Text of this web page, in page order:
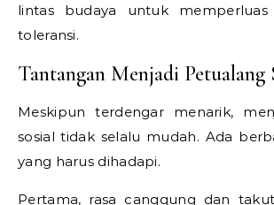
lintas budaya untuk memperluas
toleransi.
Tantangan Menjadi Petualang
Meskipun terdengar menarik,
sosial tidak selalu mudah. Ada
yang harus dihadapi.
Pertama, rasa canggung dan